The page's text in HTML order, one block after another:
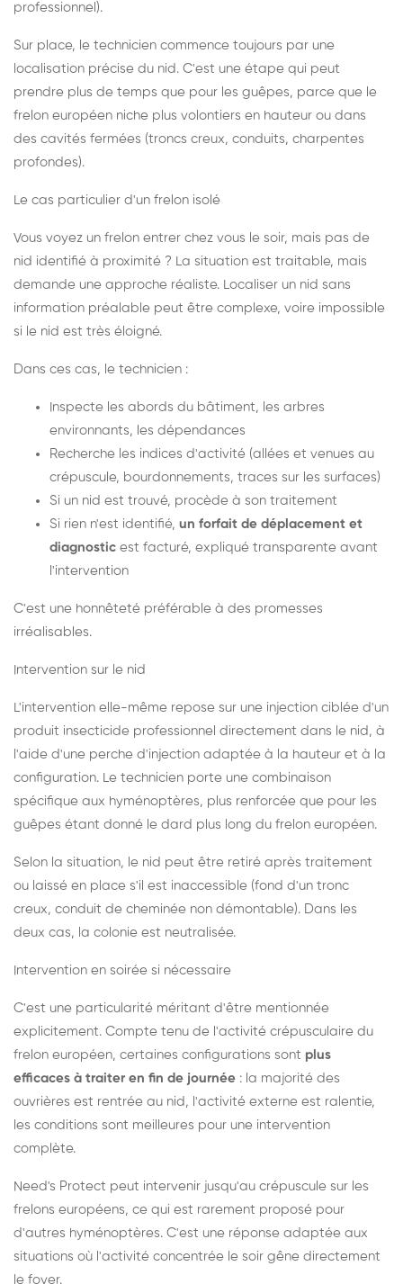
professionnel).
Sur place, le technicien commence toujours par une
localisation précise du nid. C'est une étape qui peut
prendre plus de temps que pour les guêpes, parce que le
frelon européen niche plus volontiers en hauteur ou dans
des cavités fermées (troncs creux, conduits, charpentes
profondes).
Le cas particulier d'un frelon isolé
Vous voyez un frelon entrer chez vous le soir, mais pas de
nid identifié à proximité ? La situation est traitable, mais
demande une approche réaliste. Localiser un nid sans
information préalable peut être complexe, voire impossible
si le nid est très éloigné.
Dans ces cas, le technicien :
Inspecte les abords du bâtiment, les arbres
environnants, les dépendances
Recherche les indices d'activité (allées et venues au
crépuscule, bourdonnements, traces sur les surfaces)
Si un nid est trouvé, procède à son traitement
Si rien n'est identifié, un forfait de déplacement et
diagnostic est facturé, expliqué transparente avant
l'intervention
C'est une honnêteté préférable à des promesses
irréalisables.
Intervention sur le nid
L'intervention elle-même repose sur une injection ciblée d'un
produit insecticide professionnel directement dans le nid, à
l'aide d'une perche d'injection adaptée à la hauteur et à la
configuration. Le technicien porte une combinaison
spécifique aux hyménoptères, plus renforcée que pour les
guêpes étant donné le dard plus long du frelon européen.
Selon la situation, le nid peut être retiré après traitement
ou laissé en place s'il est inaccessible (fond d'un tronc
creux, conduit de cheminée non démontable). Dans les
deux cas, la colonie est neutralisée.
Intervention en soirée si nécessaire
C'est une particularité méritant d'être mentionnée
explicitement. Compte tenu de l'activité crépusculaire du
frelon européen, certaines configurations sont plus
efficaces à traiter en fin de journée : la majorité des
ouvrières est rentrée au nid, l'activité externe est ralentie,
les conditions sont meilleures pour une intervention
complète.
Need's Protect peut intervenir jusqu'au crépuscule sur les
frelons européens, ce qui est rarement proposé pour
d'autres hyménoptères. C'est une réponse adaptée aux
situations où l'activité concentrée le soir gêne directement
le foyer.